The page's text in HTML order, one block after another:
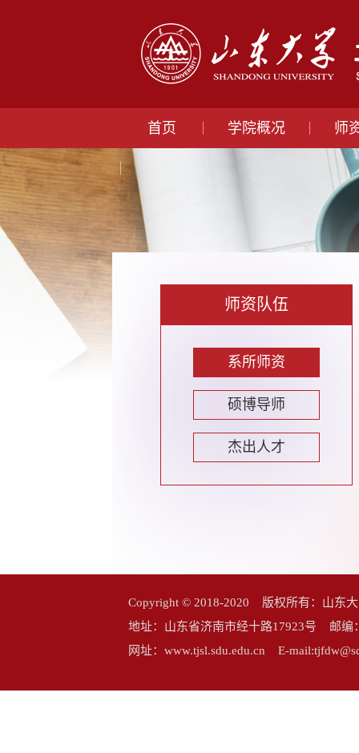
首页 学院概况 师
师资队伍
系所师资
硕博导师
杰出人才
Copyright © 2018-2020 版权所有：山东
地址：山东省济南市经十路17923号 邮
网址：www.tjsl.sdu.edu.cn E-